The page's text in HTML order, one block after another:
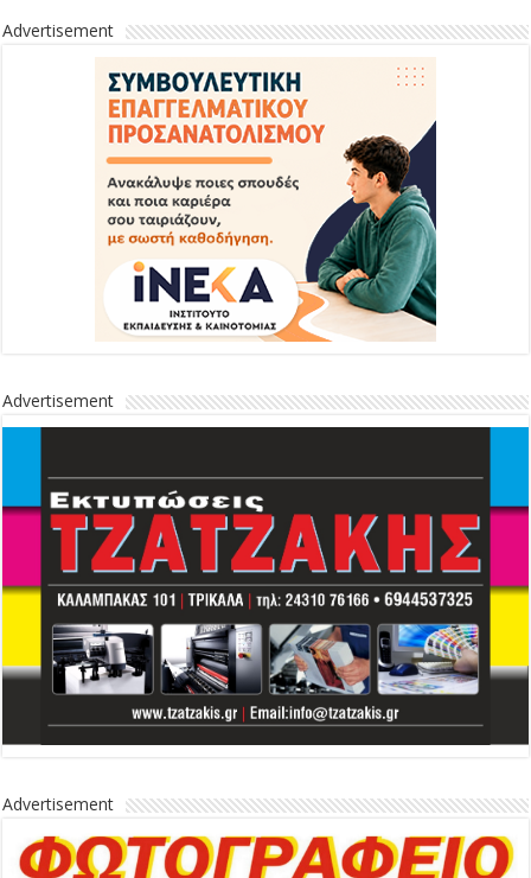
Advertisement
Advertisement
Advertisement